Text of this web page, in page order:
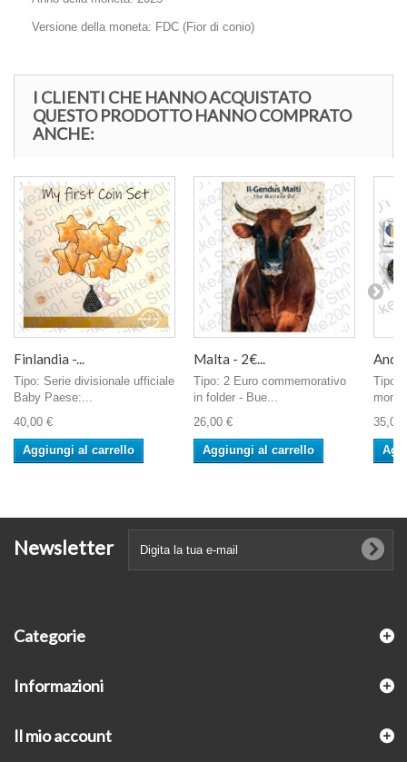
Versione della moneta: FDC (Fior di conio)
I CLIENTI CHE HANNO ACQUISTATO
QUESTO PRODOTTO HANNO COMPRATO
ANCHE:
Finlandia -...
Tipo: Serie divisionale ufficiale
Baby Paese:...
40,00 €
Aggiungi al carrello
Malta - 2€...
Tipo: 2 Euro commemorativo
in folder - Bue...
26,00 €
Aggiungi al carrello
Tipo:
35,00
Newsletter
Categorie
Informazioni
Il mio account